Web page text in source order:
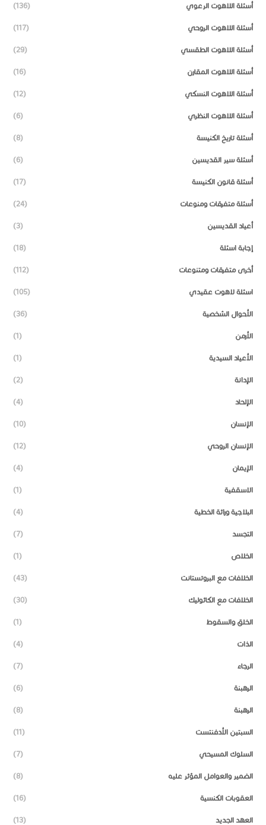
أسئلة اللاهوت الرعوي (136)
أسئلة اللاهوت الروحي (117)
أسئلة اللاهوت الطقسي (29)
أسئلة اللاهوت المقارن (16)
أسئلة اللاهوت النسكي (12)
أسئلة اللاهوت النظري (6)
أسئلة تاريخ الكنيسة (8)
أسئلة سير القديسين (6)
أسئلة قانون الكنيسة (17)
أسئلة متفرقات ومنوعات (24)
أعياد القديسين (3)
إجابة اسئلة (18)
أخرى متفرقات ومتنوعات (112)
اسئلة لاهوت عقيدي (105)
الأحوال الشخصية (36)
الأرمن (1)
الأعياد السيدية (1)
الإدانة (2)
الإلحاد (4)
الإنسان (10)
الإنسان الروحي (12)
الإيمان (4)
الاسقفية (1)
البلاجية وراثة الخطية (4)
التجسد (7)
الخلاص (1)
الخلافات مع البروتستانت (43)
الخلافات مع الكاثوليك (30)
الخلق والسقوط (1)
الذات (4)
الرجاء (7)
الرهبنة (6)
الرهبنة (8)
السبتين الأدفنتست (11)
السلوك المسيحي (7)
الضمير والعوامل المؤثر عليه (8)
العقوبات الكنسية (16)
العهد الجديد (13)